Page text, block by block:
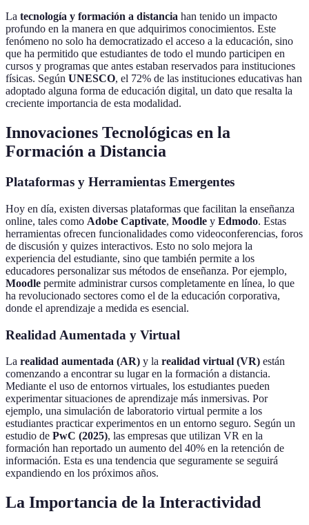
La tecnología y formación a distancia han tenido un impacto
profundo en la manera en que adquirimos conocimientos. Este
fenómeno no solo ha democratizado el acceso a la educación, sino
que ha permitido que estudiantes de todo el mundo participen en
cursos y programas que antes estaban reservados para instituciones
físicas. Según UNESCO, el 72% de las instituciones educativas han
adoptado alguna forma de educación digital, un dato que resalta la
creciente importancia de esta modalidad.
Innovaciones Tecnológicas en la
Formación a Distancia
Plataformas y Herramientas Emergentes
Hoy en día, existen diversas plataformas que facilitan la enseñanza
online, tales como Adobe Captivate, Moodle y Edmodo. Estas
herramientas ofrecen funcionalidades como videoconferencias, foros
de discusión y quizes interactivos. Esto no solo mejora la
experiencia del estudiante, sino que también permite a los
educadores personalizar sus métodos de enseñanza. Por ejemplo,
Moodle permite administrar cursos completamente en línea, lo que
ha revolucionado sectores como el de la educación corporativa,
donde el aprendizaje a medida es esencial.
Realidad Aumentada y Virtual
La realidad aumentada (AR) y la realidad virtual (VR) están
comenzando a encontrar su lugar en la formación a distancia.
Mediante el uso de entornos virtuales, los estudiantes pueden
experimentar situaciones de aprendizaje más inmersivas. Por
ejemplo, una simulación de laboratorio virtual permite a los
estudiantes practicar experimentos en un entorno seguro. Según un
estudio de PwC (2025), las empresas que utilizan VR en la
formación han reportado un aumento del 40% en la retención de
información. Esta es una tendencia que seguramente se seguirá
expandiendo en los próximos años.
La Importancia de la Interactividad